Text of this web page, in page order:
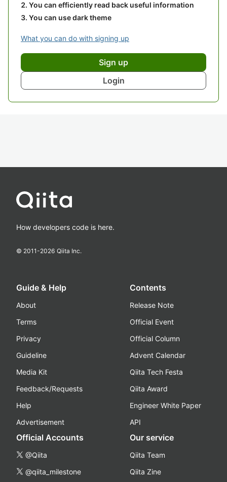
You can efficiently read back useful information
You can use dark theme
What you can do with signing up
Sign up
Login
How developers code is here.
© 2011-2026 Qiita Inc.
Guide & Help
About
Terms
Privacy
Guideline
Media Kit
Feedback/Requests
Help
Advertisement
Contents
Release Note
Official Event
Official Column
Advent Calendar
Qiita Tech Festa
Qiita Award
Engineer White Paper
API
Official Accounts
@Qiita
@qiita_milestone
Our service
Qiita Team
Qiita Zine